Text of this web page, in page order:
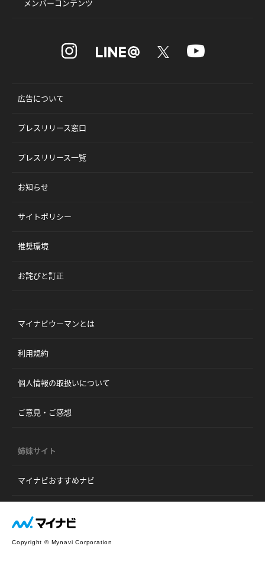
メンバーコンテンツ
広告について
プレスリリース窓口
プレスリリース一覧
お知らせ
サイトポリシー
推奨環境
お詫びと訂正
マイナビウーマンとは
利用規約
個人情報の取扱いについて
ご意見・ご感想
姉妹サイト
マイナビおすすめナビ
Copyright © Mynavi Corporation